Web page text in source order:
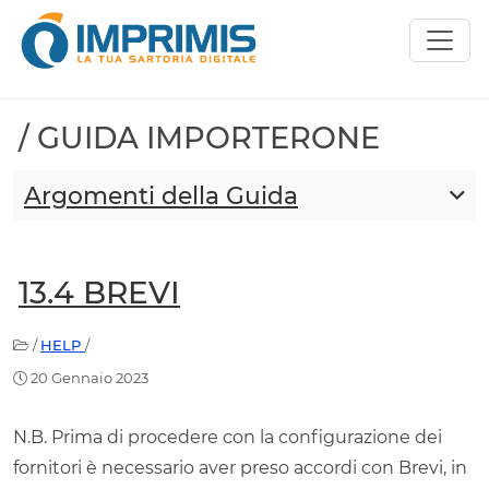
/ GUIDA IMPORTERONE
Argomenti della Guida
13.4 BREVI
/HELP /
20 Gennaio 2023
N.B. Prima di procedere con la configurazione dei
fornitori è necessario aver preso accordi con Brevi, in